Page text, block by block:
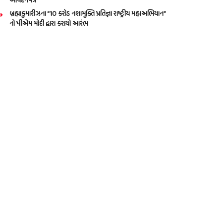
બ્રહ્માકુમારીઝના “10 કરોડ નશામુક્તિ પ્રતિજ્ઞા રાષ્ટ્રીય મહાઅભિયાન”
નો પીએમ મોદી દ્વારા કરાયો આરંભ